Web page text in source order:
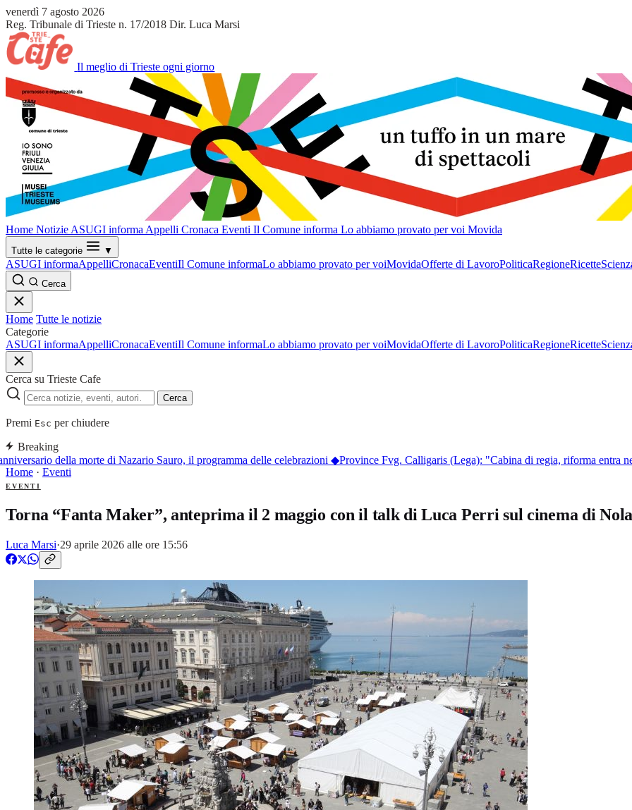
venerdì 7 agosto 2026
Reg. Tribunale di Trieste n. 17/2018 Dir. Luca Marsi
Il meglio di Trieste ogni giorno
Home Notizie ASUGI informa Appelli Cronaca Eventi Il Comune informa Lo abbiamo provato per voi Movida
Tutte le categorie ▼
ASUGI informaAppelliCronacaEventiIl Comune informaLo abbiamo provato per voiMovidaOfferte di LavoroPoliticaRegioneRicette
Cerca
Home Tutte le notizie
Categorie
ASUGI informaAppelliCronacaEventiIl Comune informaLo abbiamo provato per voiMovidaOfferte di LavoroPoliticaRegioneRicette
Cerca su Trieste Cafe
Cerca
Premi Esc per chiudere
Breaking
della morte di Nazario Sauro, il programma delle celebrazioni◆ Province Fvg. Calligaris (Lega): "Cabina di regia, riforma entra
Home · Eventi
EVENTI
Torna “Fanta Maker”, anteprima il 2 maggio con il talk di Luca Perri sul cinema di
Luca Marsi·29 aprile 2026 alle ore 15:56